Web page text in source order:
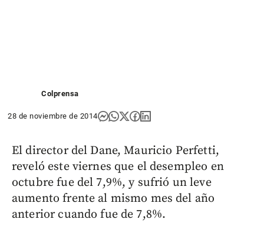
Colprensa
28 de noviembre de 2014
El director del Dane, Mauricio Perfetti,
reveló este viernes que el desempleo en
octubre fue del 7,9%, y sufrió un leve
aumento frente al mismo mes del año
anterior cuando fue de 7,8%.